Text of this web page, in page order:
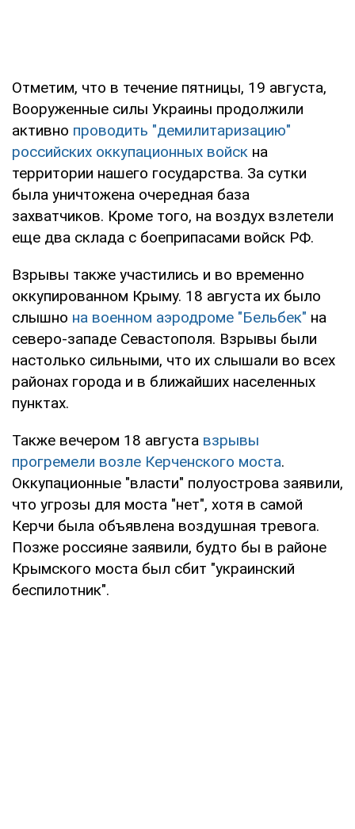
Отметим, что в течение пятницы, 19 августа,
Вооруженные силы Украины продолжили
активно проводить "демилитаризацию"
российских оккупационных войск на
территории нашего государства. За сутки
была уничтожена очередная база
захватчиков. Кроме того, на воздух взлетели
еще два склада с боеприпасами войск РФ.
Взрывы также участились и во временно
оккупированном Крыму. 18 августа их было
слышно на военном аэродроме "Бельбек" на
северо-западе Севастополя. Взрывы были
настолько сильными, что их слышали во всех
районах города и в ближайших населенных
пунктах.
Также вечером 18 августа взрывы
прогремели возле Керченского моста.
Оккупационные "власти" полуострова заявили,
что угрозы для моста "нет", хотя в самой
Керчи была объявлена воздушная тревога.
Позже россияне заявили, будто бы в районе
Крымского моста был сбит "украинский
беспилотник".